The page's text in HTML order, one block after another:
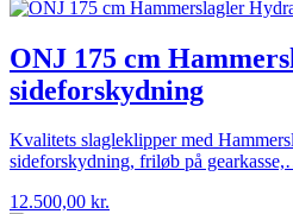
ONJ 175 cm
sideforskydning
Kvalitets slagleklipper med
sideforskydning, friløb på
12.500,00 kr.